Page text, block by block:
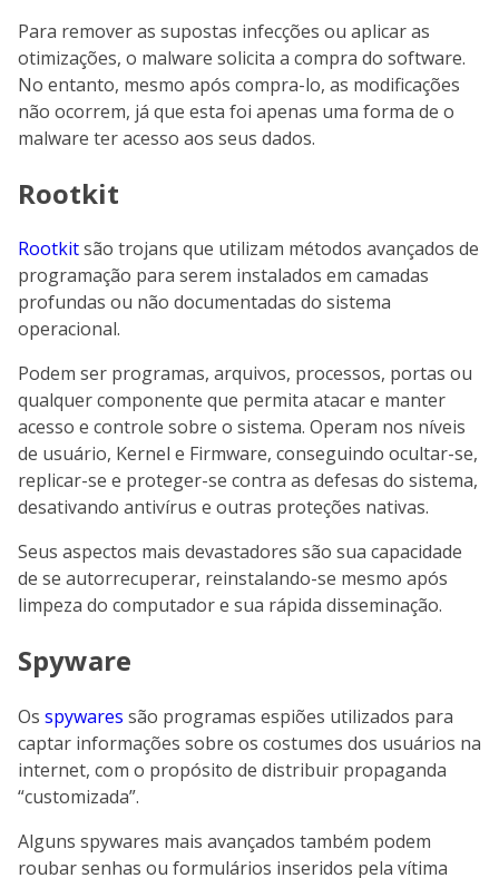
Para remover as supostas infecções ou aplicar as
otimizações, o malware solicita a compra do software.
No entanto, mesmo após compra-lo, as modificações
não ocorrem, já que esta foi apenas uma forma de o
malware ter acesso aos seus dados.
Rootkit
Rootkitsão trojans que utilizam métodos avançados de
programação para serem instalados em camadas
profundas ou não documentadas do sistema
operacional.
Podem ser programas, arquivos, processos, portas ou
qualquer componente que permita atacar e manter
acesso e controle sobre o sistema. Operam nos níveis
de usuário, Kernel e Firmware, conseguindo ocultar-se,
replicar-se e proteger-se contra as defesas do sistema,
desativando antivírus e outras proteções nativas.
Seus aspectos mais devastadores são sua capacidade
de se autorrecuperar, reinstalando-se mesmo após
limpeza do computador e sua rápida disseminação.
Spyware
Os spywares são programas espiões utilizados para
captar informações sobre os costumes dos usuários na
internet, com o propósito de distribuir propaganda
“customizada”.
Alguns spywares mais avançados também podem
roubar senhas ou formulários inseridos pela vítima